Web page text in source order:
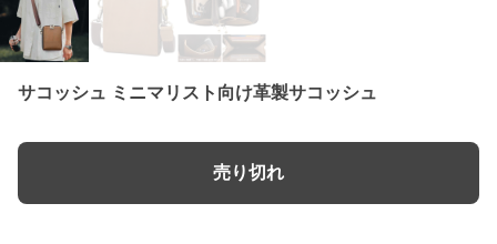
サコッシュ ミニマリスト向け革製サコッシュ
売り切れ